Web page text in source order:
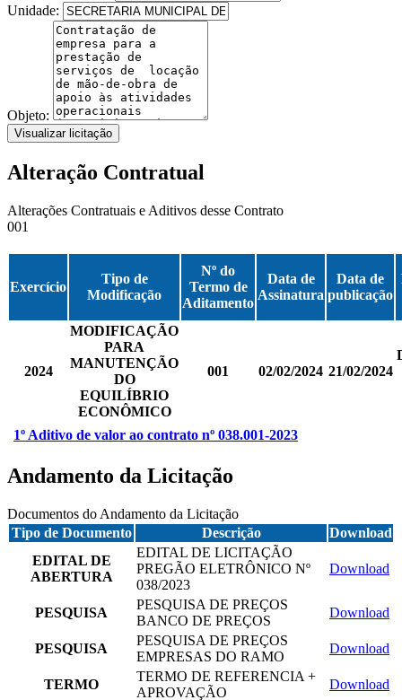
Unidade:
Objeto:
Visualizar licitação
Alteração Contratual
Alterações Contratuais e Aditivos desse Contrato
001
Exercício
Tipo de
Modificação
Nº do
Termo de
Aditamento
Data de
Assinatura
Data de
publicação
2024
MODIFICAÇÃO
PARA
MANUTENÇÃO
DO
EQUILÍBRIO
ECONÔMICO
001 02/02/2024 21/02/2024
1º Aditivo de valor ao contrato nº 038.001-2023
Andamento da Licitação
Documentos do Andamento da Licitação
Tipo de Documento
Descrição
Download
EDITAL DE
ABERTURA
EDITAL DE LICITAÇÃO
PREGÃO ELETRÔNICO Nº
038/2023
Download
PESQUISA
PESQUISA DE PREÇOS
BANCO DE PREÇOS
Download
PESQUISA
PESQUISA DE PREÇOS
EMPRESAS DO RAMO
Download
TERMO
TERMO DE REFERENCIA +
APROVAÇÃO
Download